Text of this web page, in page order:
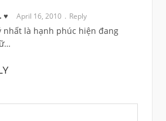
♥ April 16, 2010 Reply
nhất là hạnh phúc hiện đang